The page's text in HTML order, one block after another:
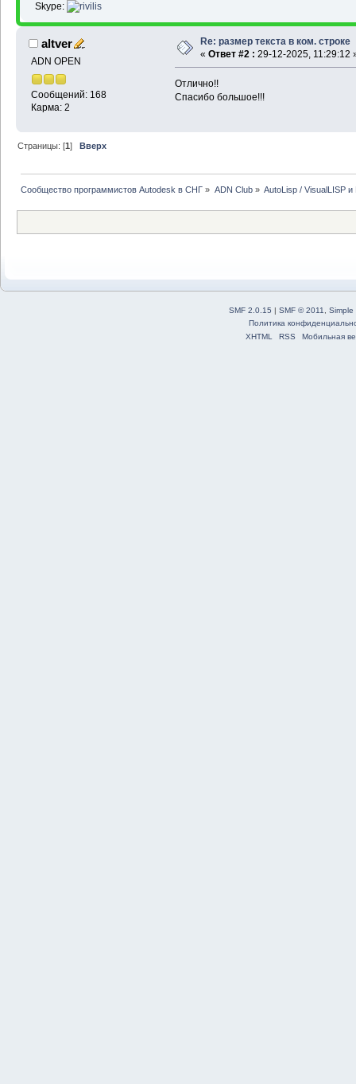
Skype:
altver
ADN OPEN
Сообщений: 168
Карма: 2
Re: размер текста в ком. строке
« Ответ #2 : 29-12-2025, 11:29:12
Отлично!!
Спасибо большое!!!
Страницы: [1] Вверх
Сообщество программистов Autodesk в СНГ » ADN Club» AutoLisp / VisualLISP и
SMF 2.0.15 | SMF © 2011
Simple
Политика
XHTML
RSS Мобильная